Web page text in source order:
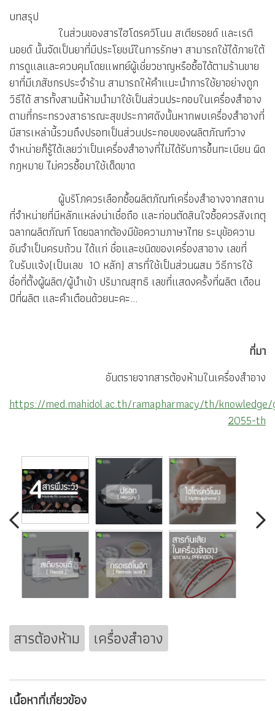
บทสรุป
ในส่วนของสารไฮโดรควิโนน สเตียรอยด์ และเรติ
นอยด์ นั้นจัดเป็นยาที่มีประโยชน์ในการรักษา สามารถใช้ได้ภายใต้
การดูแลและควบคุมโดยแพทย์ผู้เชี่ยวชาญหรือซื้อได้ตามร้านขาย
ยาที่มีเภสัชกรประจำร้าน สามารถให้คำแนะนำการใช้ยาอย่างถูก
วิธีได้ สารทั้งสามนี้ห้ามนำมาใช้เป็นส่วนประกอบในเครื่องสำอาง
ตามที่กระทรวงสาธารณะสุขประกาศดังนั้นหากพบเครื่องสำอางที่
มีสารเหล่านี้รวมถึงปรอทเป็นส่วนประกอบของผลิตภัณฑ์วาง
จำหน่ายก็รู้ได้เลยว่าเป็นเครื่องสำอางที่ไม่ได้รับการขึ้นทะเบียน ผิด
กฎหมาย ไม่ควรซื้อมาใช้เด็ดขาด
ผู้บริโภควรเลือกซื้อผลิตภัณฑ์เครื่องสำอางจากสถาน
ที่จำหน่ายที่มีหลักแหล่งน่าเชื่อถือ และก่อนตัดสินใจซื้อควรสังเกตุ
ฉลากผลิตภัณฑ์ โดยฉลากต้องมีข้อความภาษาไทย ระบุข้อความ
อันจำเป็นครบถ้วน ได้แก่ ชื่อและชนิดของเครื่องสาอาง เลขที่
ใบรับแจ้ง(เป็นเลข 10 หลัก) สารที่ใช้เป็นส่วนผสม วิธีการใช้
ชื่อที่ตั้งผู้ผลิต/ผู้นำเข้า ปริมาณสุทธิ เลขที่แสดงครั้งที่ผลิต เดือน
ปีที่ผลิต และคำเตือนด้วยนะคะ...
ที่มา
อันตรายจากสารต้องห้ามในเครื่องสำอาง
https://med.mahidol.ac.th/ramapharmacy/th/
2055-th
สารต้องห้าม เครื่องสำอาง
เนื้อหาที่เกี่ยวข้อง